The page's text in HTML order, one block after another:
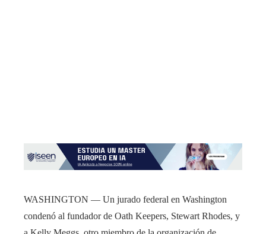
WASHINGTON — Un jurado federal en Washington
condenó al fundador de Oath Keepers, Stewart Rhodes, y